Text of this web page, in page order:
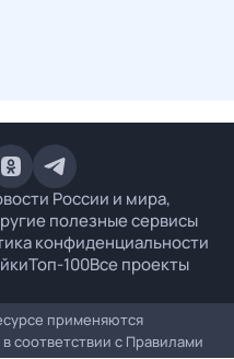
России и мира,
полезные сервисы
конфиденциальности
Топ-100Все проекты
применяются
соответствии с Правилами